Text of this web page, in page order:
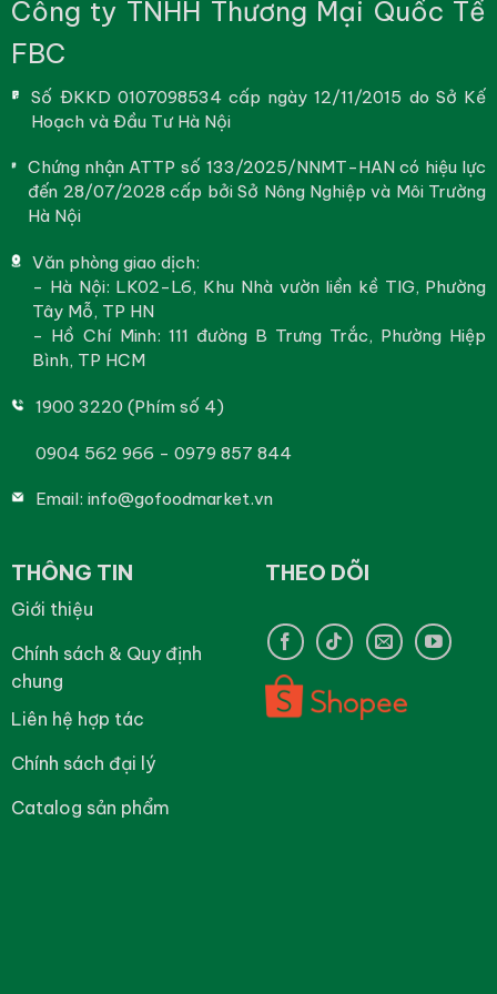
Công ty TNHH Thương Mại Quốc Tế
FBC
Số ĐKKD 0107098534 cấp ngày 12/11/2015 do Sở Kế
Hoạch và Đầu Tư Hà Nội
Chứng nhận ATTP số 133/2025/NNMT-HAN có hiệu lực
đến 28/07/2028 cấp bởi Sở Nông Nghiệp và Môi Trường
Hà Nội
Văn phòng giao dịch:
- Hà Nội: LK02-L6, Khu Nhà vườn liền kề TIG, Phường
Tây Mỗ, TP HN
- Hồ Chí Minh: 111 đường B Trưng Trắc, Phường Hiệp
Bình, TP HCM
1900 3220 (Phím số 4)
0904 562 966 - 0979 857 844
Email: info@gofoodmarket.vn
THÔNG TIN
Giới thiệu
Chính sách & Quy định
chung
Liên hệ hợp tác
Chính sách đại lý
Catalog sản phẩm
THEO DÕI